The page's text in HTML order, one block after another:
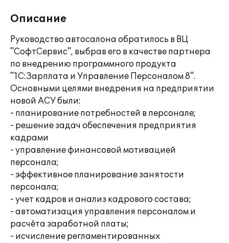
Описание
Руководство автосалона обратилось в ВЦ
"СофтСервис", выбрав его в качестве партнера
по внедрению программного продукта
"1С:Зарплата и Управление Персоналом 8".
Основными целями внедрения на предприятии
новой АСУ были:
- планирование потребностей в персонале;
- решение задач обеспечения предприятия
кадрами
- управление финансовой мотивацией
персонала;
- эффективное планирование занятости
персонала;
- учет кадров и анализ кадрового состава;
- автоматизация управления персоналом и
расчёта заработной платы;
- исчисление регламентированных